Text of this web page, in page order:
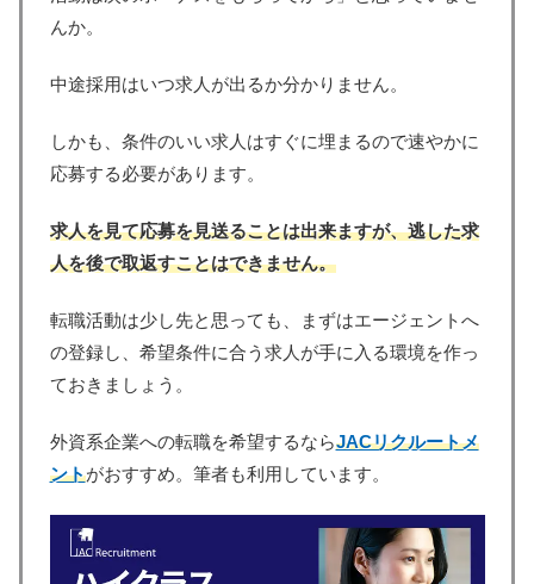
んか。
中途採用はいつ求人が出るか分かりません。
しかも、条件のいい求人はすぐに埋まるので速やかに
応募する必要があります。
求人を見て応募を見送ることは出来ますが、逃した求
人を後で取返すことはできません。
転職活動は少し先と思っても、まずはエージェントへ
の登録し、希望条件に合う求人が手に入る環境を作っ
ておきましょう。
外資系企業への転職を希望するならJACリクルートメ
ントがおすすめ。筆者も利用しています。